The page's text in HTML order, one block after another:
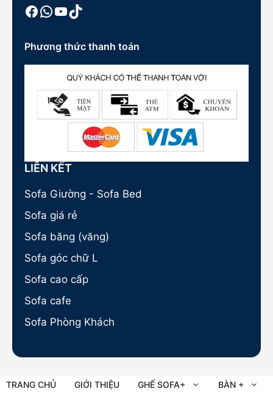
Facebook
WhatsApp
Youtube
TikTok
Phương thức thanh toán
LIÊN KẾT
Sofa Giường - Sofa Bed
Sofa giá rẻ
Sofa băng (văng)
Sofa góc chữ L
Sofa cao cấp
Sofa cafe
Sofa Phòng Khách
TRANG CHỦ GIỚI THIỆU GHẾ SOFA+ BÀN +